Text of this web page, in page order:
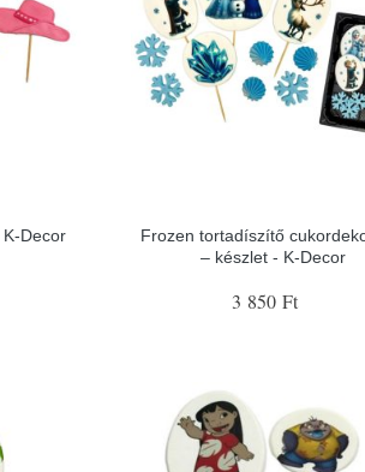
Decor
Frozen tortadíszítő
– készlet - K-Decor
3 850 Ft